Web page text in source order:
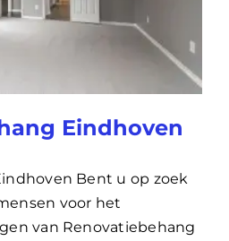
Eindhoven
Bent u op zoek
voor het
van Renovatiebehang